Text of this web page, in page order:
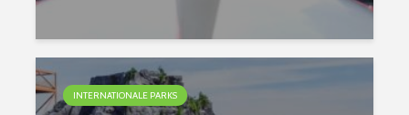
INTERNATIONALE PARKS